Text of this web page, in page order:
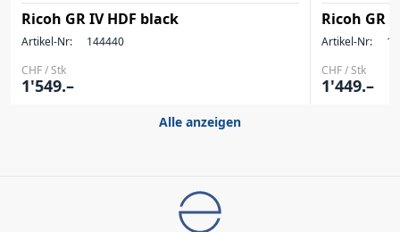
Ricoh GR IV HDF black
Artikel-Nr:
144440
CHF / Stk
1'549.–
Ricoh GR
Artikel-Nr:
CHF / Stk
1'449.–
Alle anzeigen